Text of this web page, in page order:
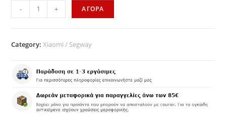
- + ΑΓΟΡΑ
Category:Xiaomi / Segway